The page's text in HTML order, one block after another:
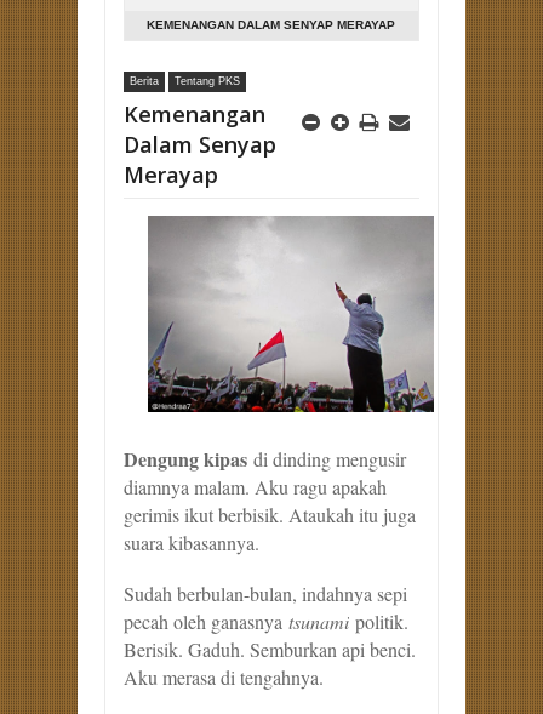
KEMENANGAN DALAM SENYAP MERAYAP
Berita Tentang PKS
Kemenangan
Dalam Senyap
Merayap
Dengung kipas di dinding mengusir
diamnya malam. Aku ragu apakah
gerimis ikut berbisik. Ataukah itu juga
suara kibasannya.
Sudah berbulan-bulan, indahnya sepi
pecah oleh ganasnya tsunami politik.
Berisik. Gaduh. Semburkan api benci.
Aku merasa di tengahnya.